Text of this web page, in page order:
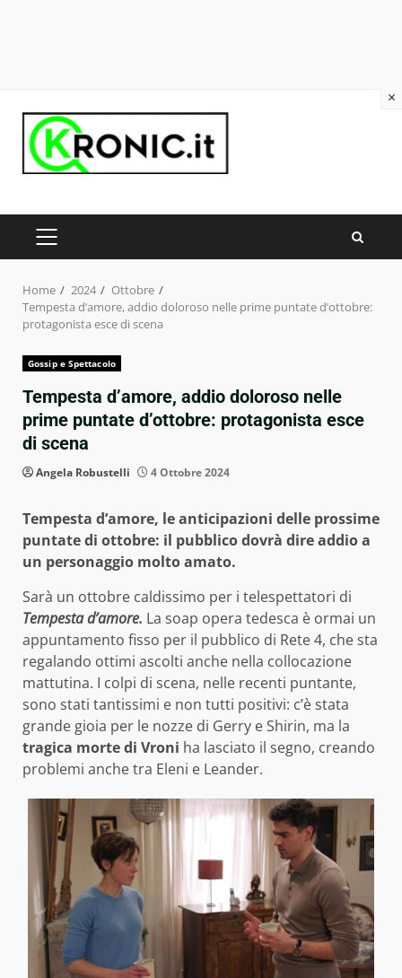
content
PRIMARY
Home 2024
Ottobre
Tempesta d’amore, addio doloroso nelle prime puntate d’ottobre:
protagonista esce di scena
Gossip e Spettacolo
Tempesta d’amore, addio doloroso nelle
prime puntate d’ottobre: protagonista esce
di scena
Angela Robustelli 4 Ottobre 2024
Tempesta d’amore, le anticipazioni delle prossime
puntate di ottobre: il pubblico dovrà dire addio a
un personaggio molto amato.
Sarà un ottobre caldissimo per i telespettatori di
Tempesta d’amore. La soap opera tedesca è ormai un
appuntamento fisso per il pubblico di Rete 4, che sta
regalando ottimi ascolti anche nella collocazione
mattutina. I colpi di scena, nelle recenti puntante,
sono stati tantissimi e non tutti positivi: c’è stata
grande gioia per le nozze di Gerry e Shirin, ma la
tragica morte di Vroni ha lasciato il segno, creando
problemi anche tra Eleni e Leander.
×